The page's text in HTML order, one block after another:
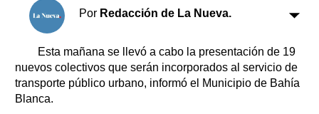
Clasificados
Horóscopo
Suplementos
Servicios
Farmacias
Transportes
Por Redacción de La Nueva.
Esta mañana se llevó a cabo la presentación de 19
nuevos colectivos que serán incorporados al servicio de
transporte público urbano, informó el Municipio de Bahía
Blanca.